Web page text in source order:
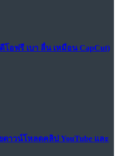
อฟรี เบา ลื่น เหมือน CapCut)
ดาวน์โหลดคลิป YouTube และ